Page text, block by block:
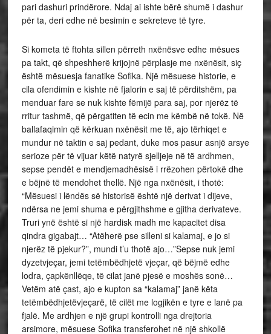
pari dashuri prindërore. Ndaj ai ishte bërë shumë i dashur
për ta, deri edhe në besimin e sekreteve të tyre.
Si kometa të ftohta sillen përreth nxënësve edhe mësues
pa takt, që shpeshherë krijojnë përplasje me nxënësit, siç
është mësuesja fanatike Sofika. Një mësuese historie, e
cila ofendimin e kishte në fjalorin e saj të përditshëm, pa
menduar fare se nuk kishte fëmijë para saj, por njerëz të
rritur tashmë, që përgatiten të ecin me këmbë në tokë. Në
ballafaqimin që kërkuan nxënësit me të, ajo tërhiqet e
mundur në taktin e saj pedant, duke mos pasur asnjë arsye
serioze për të vijuar këtë natyrë sjelljeje në të ardhmen,
sepse pendët e mendjemadhësisë i rrëzohen përtokë dhe
e bëjnë të mendohet thellë. Një nga nxënësit, i thotë:
“Mësuesi i lëndës së historisë është një derivat i dijeve,
ndërsa ne jemi shuma e përgjithshme e gjitha derivateve.
Truri ynë është si një hardisk madh me kapacitet disa
qindra gigabajt… “Atëherë pse silleni si kalamaj, e jo si
njerëz të pjekur?”, mundi t’u thotë ajo…”Sepse nuk jemi
dyzetvjeçar, jemi tetëmbëdhjetë vjeçar, që bëjmë edhe
lodra, çapkënllëqe, të cilat janë pjesë e moshës sonë…
Vetëm atë çast, ajo e kupton sa “kalamaj” janë këta
tetëmbëdhjetëvjeçarë, të cilët me logjikën e tyre e lanë pa
fjalë. Me ardhjen e një grupi kontrolli nga drejtoria
arsimore, mësuese Sofika transferohet në një shkollë